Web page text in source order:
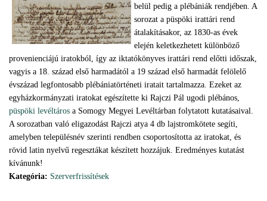
belül pedig a plébániák rendjében. A
sorozat a püspöki irattári rend
átalakításakor, az 1830-as évek
elején keletkezhetett különböző
provenienciájú iratokból, így az iktatókönyves irattári rend előtti időszak,
vagyis a 18. század első harmadától a 19 század első harmadát felölelő
évszázad legfontosabb plébániatörténeti iratait tartalmazza. Ezeket az
egyházkormányzati iratokat egészítette ki Rajczi Pál ugodi plébános,
püspöki levéltáros a Somogy Megyei Levéltárban folytatott kutatásaival.
A sorozatban való eligazodást Rajczi atya 4 db lajstromkötete segíti,
amelyben településnév szerinti rendben csoportosította az iratokat, és
rövid latin nyelvű regesztákat készített hozzájuk. Eredményes kutatást
kívánunk!
Kategória: Szerverfrissítések